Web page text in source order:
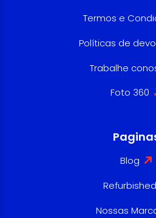
Termos e
Políticas de
Trabalhe
Foto 360
Blog
Refurbished
Nossas